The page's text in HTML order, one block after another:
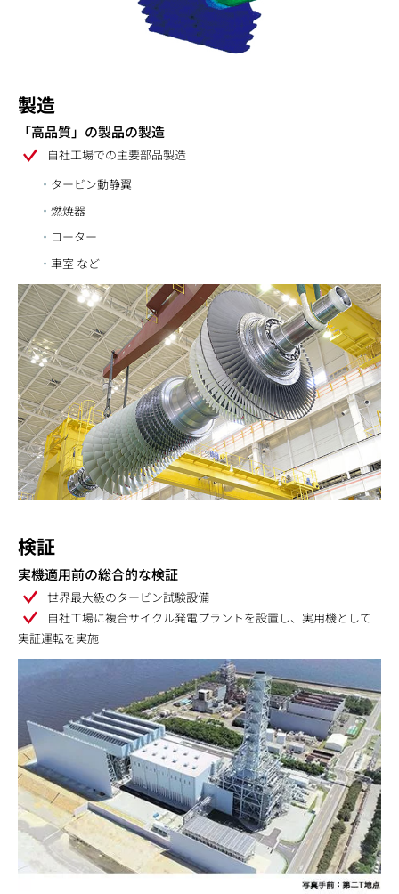
製造
「高品質」の製品の製造
自社工場での主要部品製造
タービン動静翼
燃焼器
ローター
車室 など
検証
実機適用前の総合的な検証
世界最大級のタービン試験設備
自社工場に複合サイクル発電プラントを設置し、実用機として
実証運転を実施